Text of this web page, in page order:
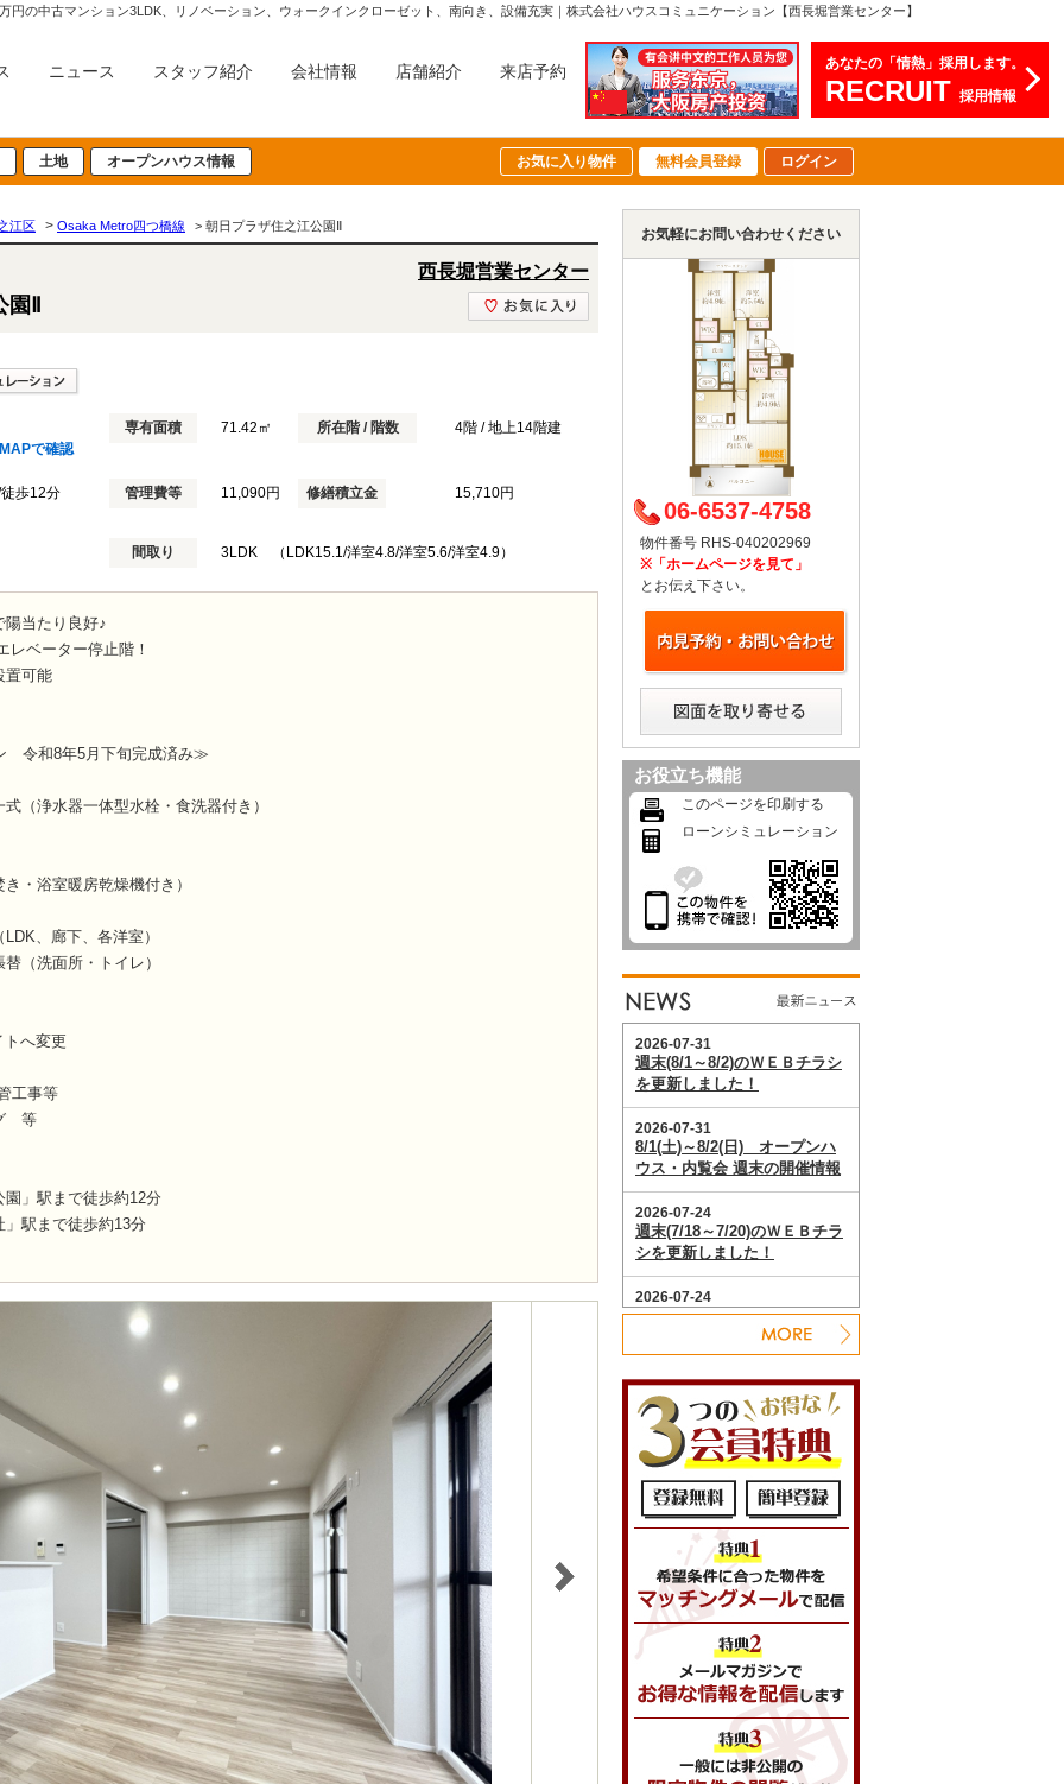
の中古マンション3LDK、リノベーション、ウォークインクローゼット、南向き、設備充実｜株式会社ハウスコミュニケーション【西長堀営業センター】
ニュース スタッフ紹介 会社情報 店舗紹介 来店予約 あなたの「情熱」採用します。
RECRUIT 採用情報
土地 オープンハウス情報 お気に入り物件 無料会員登録 ログイン
江区 > Osaka Metro四つ橋線 > 朝日プラザ住之江公園Ⅱ
西長堀営業センター
Ⅱ
で確認
専有面積 71.42㎡ 所在階 / 階数 4階 / 地上14階建
歩12分 管理費等 11,090円 修繕積立金 15,710円
間取り 3LDK （LDK15.1/洋室4.8/洋室5.6/洋室4.9）
当たり良好♪
レベーター停止階！
置可能
令和8年5月下旬完成済み≫
（浄水器一体型水栓・食洗器付き）
・浴室暖房乾燥機付き）
、廊下、各洋室）
（洗面所・トイレ）
トへ変更
工事等
等
」駅まで徒歩約12分
駅まで徒歩約13分
お気軽にお問い合わせください
06-6537-4758
物件番号 RHS-040202969
※「ホームページを見て」
とお伝え下さい。
お役立ち機能
このページを印刷する
ローンシミュレーション